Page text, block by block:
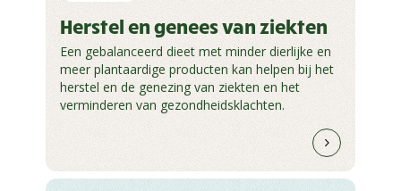
Herstel en genees van ziekten
Een gebalanceerd dieet met minder dierlijke en
meer plantaardige producten kan helpen bij het
herstel en de genezing van ziekten en het
verminderen van gezondheidsklachten.